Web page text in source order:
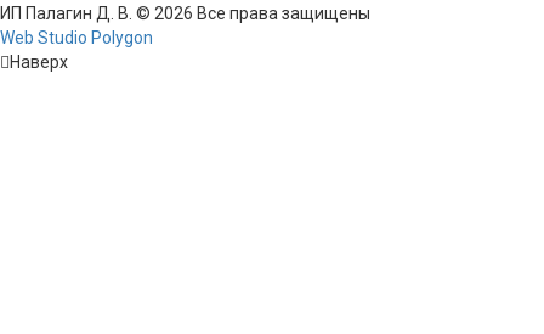
ИП Палагин Д. В. © 2026 Все права защищены
Web Studio Polygon
Наверх